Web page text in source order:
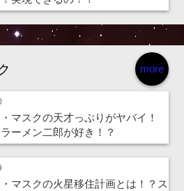
more
マスクの天才っぷりがヤバイ！
ラーメン二郎が好き！？
マスクの火星移住計画とは！？ス